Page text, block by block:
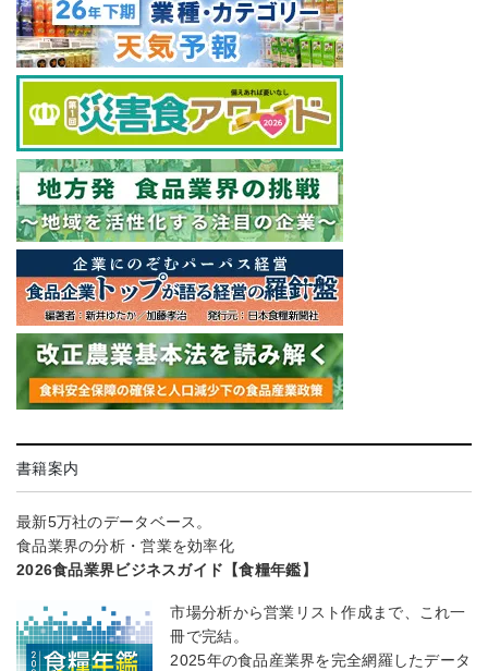
書籍案内
最新5万社のデータベース。
食品業界の分析・営業を効率化
2026食品業界ビジネスガイド【食糧年鑑】
市場分析から営業リスト作成まで、これ一
冊で完結。
2025年の食品産業界を完全網羅したデータ